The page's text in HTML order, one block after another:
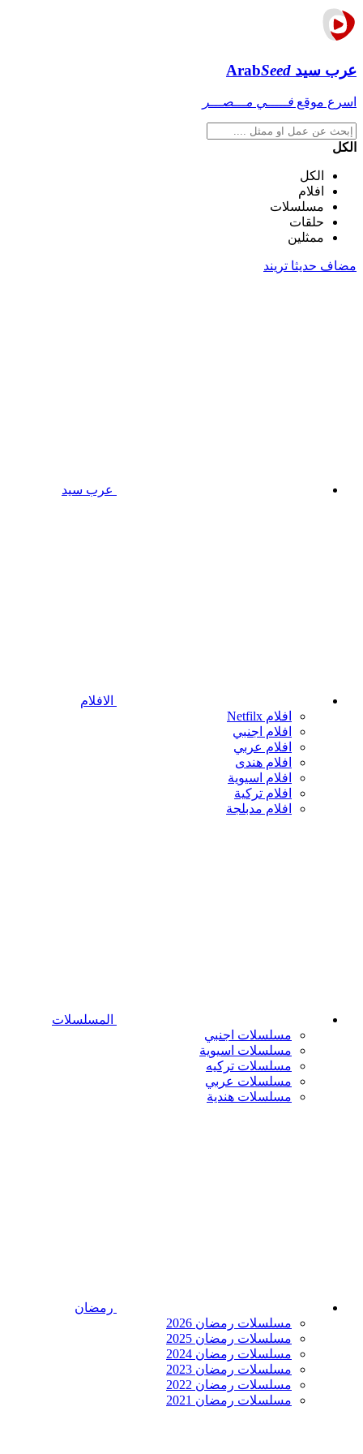
عرب سيد ArabSeed
اسرع موقع فـــــي مـــصـــر
الكل
الكل
افلام
مسلسلات
حلقات
ممثلين
مضاف حديثا تريند
عرب سيد
الافلام
افلام Netfilx
افلام اجنبي
افلام عربي
افلام هندى
افلام اسيوية
افلام تركية
افلام مدبلجة
المسلسلات
مسلسلات اجنبي
مسلسلات اسيوية
مسلسلات تركيه
مسلسلات عربي
مسلسلات هندية
رمضان
مسلسلات رمضان 2026
مسلسلات رمضان 2025
مسلسلات رمضان 2024
مسلسلات رمضان 2023
مسلسلات رمضان 2022
مسلسلات رمضان 2021